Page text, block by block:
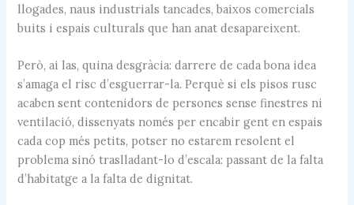
llogades, naus industrials tancades, baixos comercials
buits i espais culturals que han anat desapareixent.
Però, ai las, quina desgràcia: darrere de cada bona idea
s’amaga el risc d’esguerrar-la. Perquè si els pisos rusc
acaben sent contenidors de persones sense finestres ni
ventilació, dissenyats només per encabir gent en espais
cada cop més petits, potser no estarem resolent el
problema sinó traslladant-lo d’escala: passant de la falta
d’habitatge a la falta de dignitat.